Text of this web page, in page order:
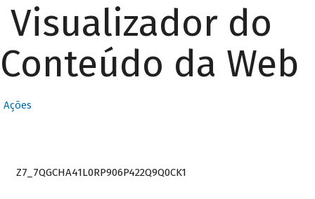
Visualizador do
Conteúdo da Web
Ações
Z7_7QGCHA41L0RP906P422Q9Q0CK1